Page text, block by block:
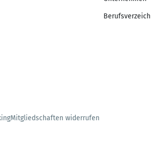
Mitgliedschaften widerrufen